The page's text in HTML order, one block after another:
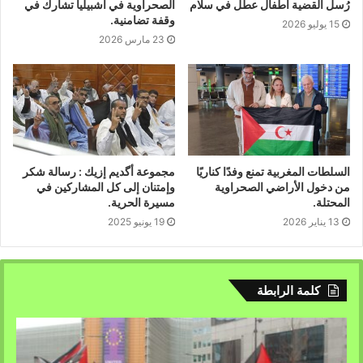
وكان وزير الخارجية المغربي ناصر بوريطة، قد شّن هجوما مماثلا
على الجزائر، شهر يوليو المنصرم، من موريتانيا، حيث اعتبرها
طرفا فاعلا في تعطيل بناء اتحاد المغرب العربي.، ولم يهدأ
للمغرب بال، باستغلاله فرصًا لشن هجومه على الجزائر ،
ومحاولة توريطها في قضايا لا جمل لها فيها ولا ناقة، موّجها
اتهاماته الخطيرة للجزائر دون تقديم أي دليل.
رُسل القضية أطفال عطل في سلام
15 يوليو 2026
الصحراوية في اشبيليا تشارك في
وقفة تضامنية.
23 مارس 2026
السلطات المغربية تمنع وفدًا كناريًا
من دخول الأراضي الصحراوية
المحتلة.
13 يناير 2026
مجموعة أگديم إزيك : رسالة شكر
وإمتنان إلى كل المشاركين في
مسيرة الحرية.
19 يونيو 2025
كلمة الرابطة